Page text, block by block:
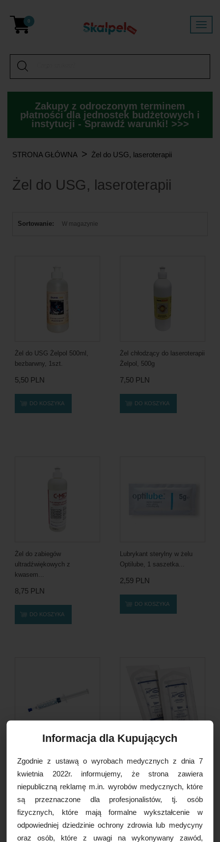
0
Zakupy z odroczonym terminem
płatności dla jednostek budżetowych i
instytucji - Sprawdź warunki! >>>
STRONA GŁÓWNA > Żel do USG, laseroterapii
Żel do USG, laseroterapii
Sortowanie: W magazynie
Żel do USG Żelpol 500ml,
bezbarwny, 1szt.
5,50 PLN
DO KOSZYKA
Żel chłodzący do laseroterapii
Żelpol, 500g
7,50 PLN
DO KOSZYKA
Żel do zabiegów
ultradźwiękowych z
kwasem...
8,75 PLN
DO KOSZYKA
Lubrykant sterylny w żelu
Optilube, 1 saszetka...
2,59 PLN
DO KOSZYKA
2% lidokainą w...
DO KOSZYKA
100, saszetka 20g,...
DO KOSZYKA
Informacja dla Kupujących
Zgodnie z ustawą o wyrobach medycznych z dnia 7
kwietnia 2022r. informujemy, że strona zawiera
niepubliczną reklamę m.in. wyrobów medycznych, które
są przeznaczone dla profesjonalistów, tj. osób
fizycznych, które mają formalne wykształcenie w
odpowiedniej dziedzinie ochrony zdrowia lub medycyny
oraz osób, które z uwagi na wykonywany zawód,